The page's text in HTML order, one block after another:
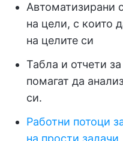
Автоматизирани
на цели, с които
на целите си
Табла и отчети
помагат да
си.
Работни потоци
на прости задачи